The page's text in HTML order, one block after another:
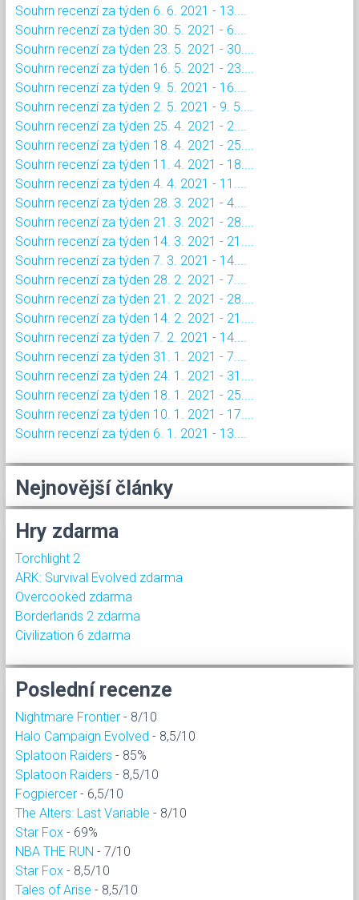
Souhrn recenzí za týden 6. 6. 2021 - 13....
Souhrn recenzí za týden 30. 5. 2021 - 6....
Souhrn recenzí za týden 23. 5. 2021 - 30....
Souhrn recenzí za týden 16. 5. 2021 - 23....
Souhrn recenzí za týden 9. 5. 2021 - 16....
Souhrn recenzí za týden 2. 5. 2021 - 9. 5....
Souhrn recenzí za týden 25. 4. 2021 - 2....
Souhrn recenzí za týden 18. 4. 2021 - 25....
Souhrn recenzí za týden 11. 4. 2021 - 18....
Souhrn recenzí za týden 4. 4. 2021 - 11....
Souhrn recenzí za týden 28. 3. 2021 - 4....
Souhrn recenzí za týden 21. 3. 2021 - 28....
Souhrn recenzí za týden 14. 3. 2021 - 21....
Souhrn recenzí za týden 7. 3. 2021 - 14....
Souhrn recenzí za týden 28. 2. 2021 - 7....
Souhrn recenzí za týden 21. 2. 2021 - 28....
Souhrn recenzí za týden 14. 2. 2021 - 21....
Souhrn recenzí za týden 7. 2. 2021 - 14....
Souhrn recenzí za týden 31. 1. 2021 - 7....
Souhrn recenzí za týden 24. 1. 2021 - 31....
Souhrn recenzí za týden 18. 1. 2021 - 25....
Souhrn recenzí za týden 10. 1. 2021 - 17....
Souhrn recenzí za týden 6. 1. 2021 - 13....
Nejnovější články
Hry zdarma
Torchlight 2
ARK: Survival Evolved zdarma
Overcooked zdarma
Borderlands 2 zdarma
Civilization 6 zdarma
Poslední recenze
Nightmare Frontier - 8/10
Halo Campaign Evolved - 8,5/10
Splatoon Raiders - 85%
Splatoon Raiders - 8,5/10
Fogpiercer - 6,5/10
The Alters: Last Variable - 8/10
Star Fox - 69%
NBA THE RUN - 7/10
Star Fox - 8,5/10
Tales of Arise - 8,5/10